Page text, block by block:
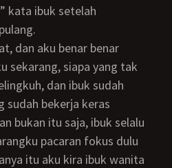
sekarang, siapa yang tak
dan ibuk sudah
sudah bekerja keras
bukan itu saja, ibuk selalu
pacaran fokus dulu
itu aku kira ibuk wanita